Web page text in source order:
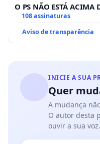
O PS NÃO ESTÁ ACIMA
108 assinaturas
Aviso de transparência
INICIE A SUA
Quer
A mudança
O autor desta
ouvir a sua